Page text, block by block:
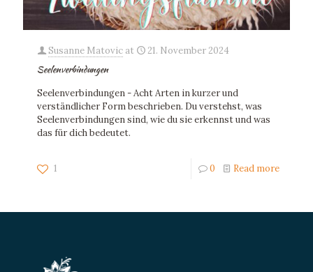
Susanne Matovic at 21. November 2024
Seelenverbindungen
Seelenverbindungen - Acht Arten in kurzer und
verständlicher Form beschrieben. Du verstehst, was
Seelenverbindungen sind, wie du sie erkennst und was
das für dich bedeutet.
1 0 Read more